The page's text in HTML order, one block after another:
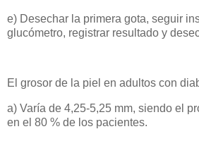
e) Desechar la primera gota, seguir
glucómetro, registrar resultado y
El grosor de la piel en adultos con
a) Varía de 4,25-5,25 mm, siendo el
en el 80 % de los pacientes.